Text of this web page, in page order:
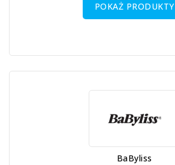
POKAŻ PRODUKTY
BaByliss